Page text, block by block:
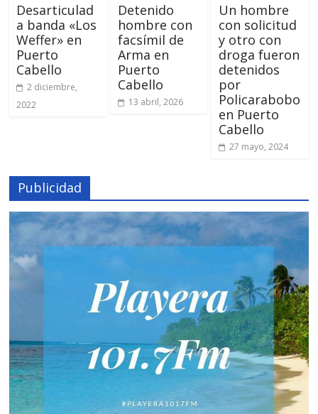
Desarticulad
a banda «Los
Weffer» en
Puerto
Cabello
2 diciembre,
2022
Detenido
hombre con
facsímil de
Arma en
Puerto
Cabello
13 abril, 2026
Un hombre
con solicitud
y otro con
droga fueron
detenidos
por
Policarabobo
en Puerto
Cabello
27 mayo, 2024
Publicidad